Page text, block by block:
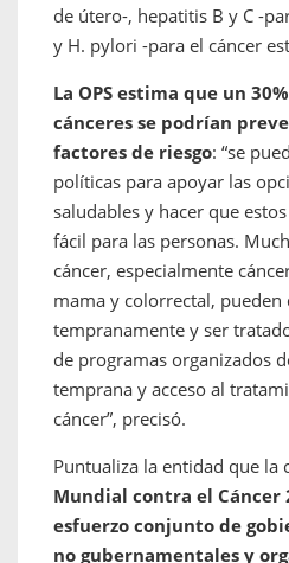
de útero-, hepatitis B y C -
y H. pylori -para el cáncer
La OPS estima que un
cánceres se podrían
factores de riesgo: “se
políticas para apoyar las
saludables y hacer que
fácil para las personas.
cáncer, especialmente
mama y colorrectal, pueden
tempranamente y ser
de programas organizados
temprana y acceso al
cáncer”, precisó.
Puntualiza la entidad que la
Mundial contra el Cáncer
esfuerzo conjunto de
no gubernamentales y